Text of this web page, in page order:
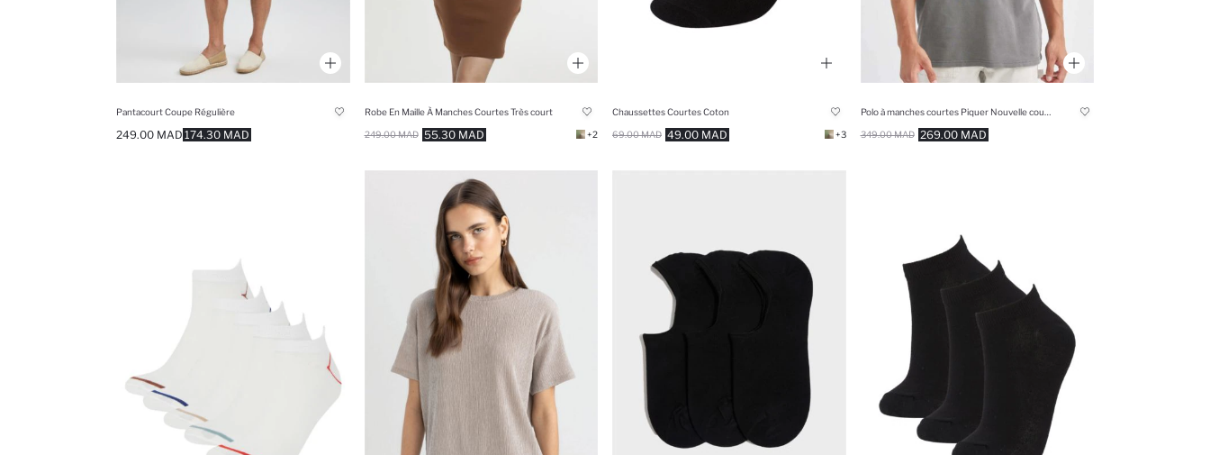
Pantacourt Coupe Régulière
174.30 MAD
249.00 MAD
Robe En Maille À Manches Courtes Très court
55.30 MAD
249.00 MAD +2
Chaussettes Courtes Coton
49.00 MAD
69.00 MAD +3 269.00 MAD
349.00 MAD